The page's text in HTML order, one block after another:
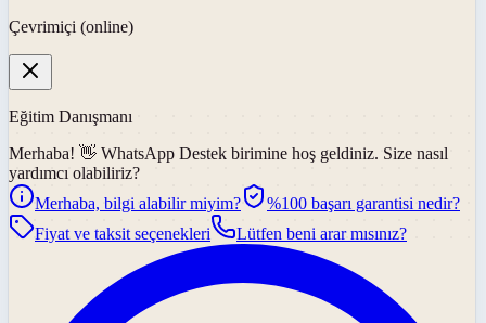
Çevrimiçi (online)
Eğitim Danışmanı
Merhaba! 👋 WhatsApp Destek birimine hoş geldiniz. Size nasıl
yardımcı olabiliriz?
Merhaba, bilgi alabilir miyim?
%100 başarı garantisi nedir?
Fiyat ve taksit seçenekleri
Lütfen beni arar mısınız?